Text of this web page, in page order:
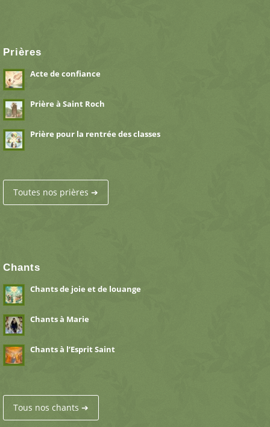
Prières
Acte de confiance
Prière à Saint Roch
Prière pour la rentrée des classes
Toutes nos prières ➔
Chants
Chants de joie et de louange
Chants à Marie
Chants à l’Esprit Saint
Tous nos chants ➔